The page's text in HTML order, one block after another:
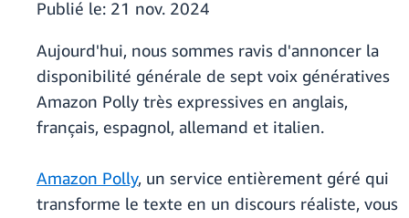
Publié le: 21 nov. 2024
Aujourd'hui, nous sommes ravis d'annoncer la
disponibilité générale de sept voix génératives
Amazon Polly très expressives en anglais,
français, espagnol, allemand et italien.
Amazon Polly, un service entièrement géré qui
transforme le texte en un discours réaliste, vous